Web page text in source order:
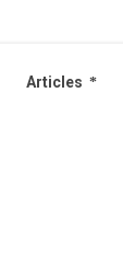
Articles